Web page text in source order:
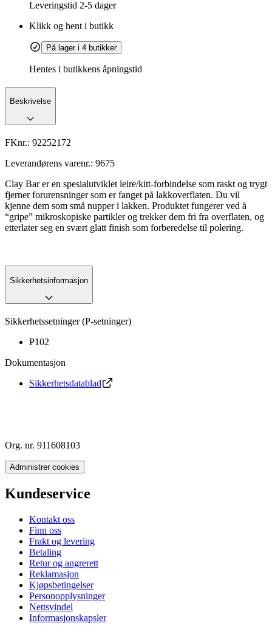
Leveringstid 2-5 dager
Klikk og hent i butikk
På lager i 4 butikker
Hentes i butikkens åpningstid
Beskrivelse
FKnr.: 92252172
Leverandørens varenr.: 9675
Clay Bar er en spesialutviklet leire/kitt-forbindelse som raskt og trygt
fjerner forurensninger som er fanget på lakkoverflaten. Du vil
kjenne dem som små nupper i lakken. Produktet fungerer ved å
“gripe” mikroskopiske partikler og trekker dem fri fra overflaten, og
etterlater seg en svært glatt finish som forberedelse til polering.
Sikkerhetsinformasjon
Sikkerhetssetninger (P-setninger)
P102
Dokumentasjon
Sikkerhetsdatablad
Org. nr. 911608103
Administrer cookies
Kundeservice
Kontakt oss
Finn oss
Frakt og levering
Betaling
Retur og angrerett
Reklamasjon
Kjøpsbetingelser
Personopplysninger
Nettsvindel
Informasjonskapsler